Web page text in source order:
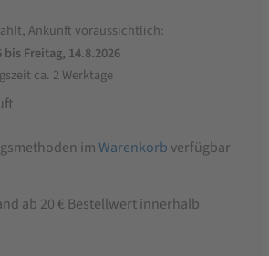
Ankunft voraussichtlich:
Freitag, 14.8.2026
ca. 2 Werktage
imWarenkorb verfügbar
ab 20 € Bestellwert innerhalb